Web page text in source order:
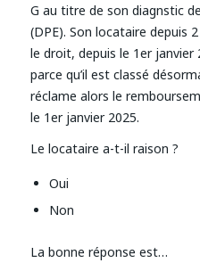
G au titre de son diagnstic
(DPE). Son locataire depuis 2
le droit, depuis le 1er
parce qu’il est classé
réclame alors le
le 1er janvier 2025.
Le locataire a-t-il raison ?
Oui
Non
La bonne réponse est…